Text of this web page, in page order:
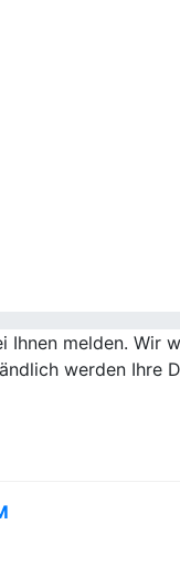
melden. Wir
werden Ihre